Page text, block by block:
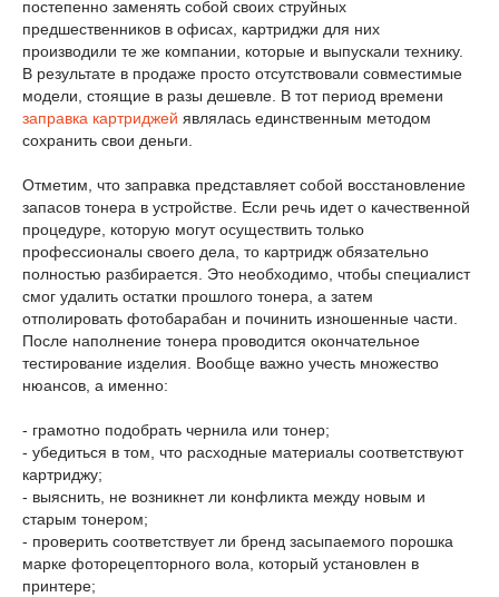
постепенно заменять собой своих струйных
предшественников в офисах, картриджи для них
производили те же компании, которые и выпускали технику.
В результате в продаже просто отсутствовали совместимые
модели, стоящие в разы дешевле. В тот период времени
заправка картриджей являлась единственным методом
сохранить свои деньги.
Отметим, что заправка представляет собой восстановление
запасов тонера в устройстве. Если речь идет о качественной
процедуре, которую могут осуществить только
профессионалы своего дела, то картридж обязательно
полностью разбирается. Это необходимо, чтобы специалист
смог удалить остатки прошлого тонера, а затем
отполировать фотобарабан и починить изношенные части.
После наполнение тонера проводится окончательное
тестирование изделия. Вообще важно учесть множество
нюансов, а именно:
- грамотно подобрать чернила или тонер;
- убедиться в том, что расходные материалы соответствуют
картриджу;
- выяснить, не возникнет ли конфликта между новым и
старым тонером;
- проверить соответствует ли бренд засыпаемого порошка
марке фоторецепторного вола, который установлен в
принтере;